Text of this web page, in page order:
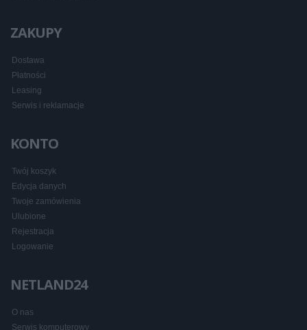
ZAKUPY
Dostawa
Płatności
Leasing
Serwis i reklamacje
KONTO
Twój koszyk
Edycja danych
Twoje zamówienia
Ulubione
Rejestracja
Logowanie
NETLAND24
O nas
Serwis komputerowy